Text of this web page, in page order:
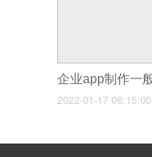
2022-01-17 08:15:00